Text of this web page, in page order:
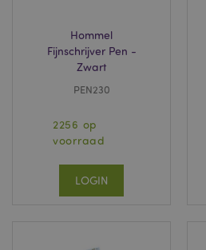
Hommel
Fijnschrijver Pen -
Zwart
PEN230
2256 op
voorraad
LOGIN